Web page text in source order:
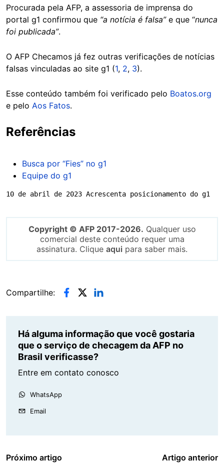
Procurada pela AFP, a assessoria de imprensa do
portal g1 confirmou que “a notícia é falsa”e que “nunca
foi publicada”.
O AFP Checamos já fez outras verificações de notícias
falsas vinculadas ao site g1 (1, 2, 3).
Esse conteúdo também foi verificado pelo Boatos.org
e pelo Aos Fatos.
Referências
Busca por “Fies” no g1
Equipe do g1
10 de abril de 2023 Acrescenta posicionamento do g1
Copyright © AFP 2017-2026. Qualquer uso
comercial deste conteúdo requer uma
assinatura. Clique aqui para saber mais.
Compartilhe:
Há alguma informação que você gostaria
que o serviço de checagem da AFP no
Brasil verificasse?
Entre em contato conosco
WhatsApp
Email
Próximo artigo Artigo anterior